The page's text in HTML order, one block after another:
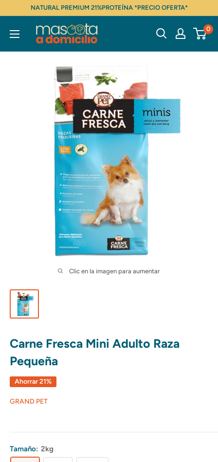
NATURAL PREMIUM 21%PROTEÍNA *PRECIO OFERTA*
Mascota
0
Clic en la imagen para aumentar
Carne Fresca Mini Adulto Raza
Pequeña
Ahorrar 21%
GRAND PET
Tamaño: 2kg